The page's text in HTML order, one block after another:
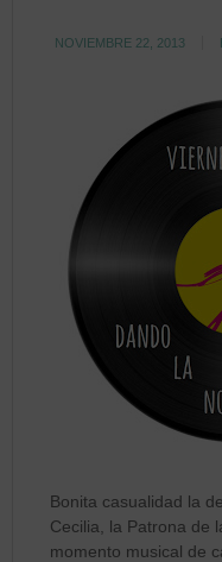
NOVIEMBRE 22, 2013
Bonita casualidad la
Cecilia, la Patrona de
momento musical de